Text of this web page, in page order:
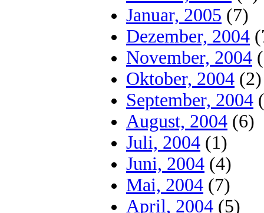
Januar, 2005 (7)
Dezember, 2004
November, 2004
Oktober, 2004 (2)
September, 2004
August, 2004 (6)
Juli, 2004 (1)
Juni, 2004 (4)
Mai, 2004 (7)
April, 2004 (5)